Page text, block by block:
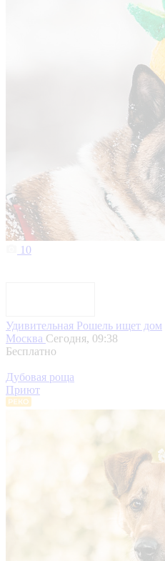
10
Удивительная Рошель ищет дом
Москва Сегодня, 09:38
Бесплатно
Дубовая роща
Приют